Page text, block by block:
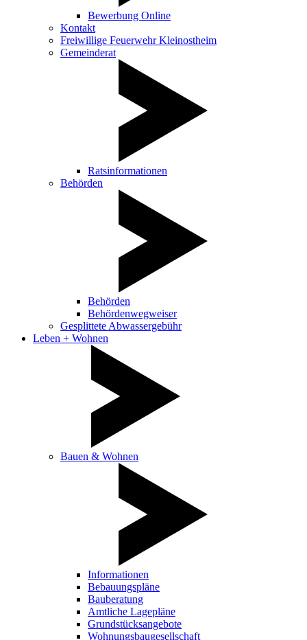
Bewerbung Online
Kontakt
Freiwillige Feuerwehr Kleinostheim
Gemeinderat
Ratsinformationen
Behörden
Behörden
Behördenwegweiser
Gesplittete Abwassergebühr
Leben + Wohnen
Bauen & Wohnen
Informationen
Bebauungspläne
Bauberatung
Amtliche Lagepläne
Grundstücksangebote
Wohnungsbaugesellschaft